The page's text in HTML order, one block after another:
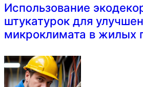
Использование
штукатурок для
микроклимата в жилых